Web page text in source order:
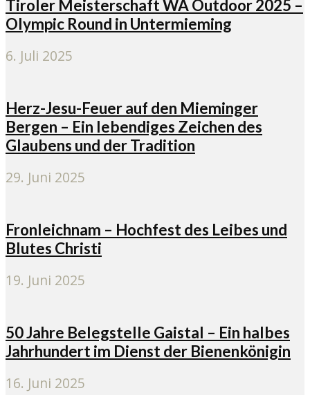
Tiroler Meisterschaft WA Outdoor 2025 –
Olympic Round in Untermieming
6. Juli 2025
Herz-Jesu-Feuer auf den Mieminger
Bergen – Ein lebendiges Zeichen des
Glaubens und der Tradition
29. Juni 2025
Fronleichnam – Hochfest des Leibes und
Blutes Christi
19. Juni 2025
50 Jahre Belegstelle Gaistal – Ein halbes
Jahrhundert im Dienst der Bienenkönigin
16. Juni 2025